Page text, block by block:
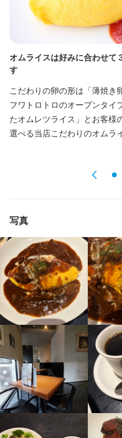
オムライスは好みに合わせて
す
こだわりの卵の形は「薄焼き
フワトロトロのオープンタイ
たオムレツライス」とお客様
選べる当店こだわりのオムラ
写真
他にも「こんな働き方はでき
お気軽にご相談ください！
※美味しいまかない付き(食費
ランチタイムのみ勤務OK
シフト制
自由シフト制(毎回、時間・
休日・休暇
あなたの都合に合わせて働け
待遇
◆社会保険加入制度あり
◆制服貸与あり
◆無料まかないあり
(時間毎にソフトドリンク付
(美味しいオムライスやパス
◆昇給あり
◆研修あり⇒1～2ヵ月程度（
◆車通勤OK
◆各種保険あり
健康保険、厚生年金、雇用保
食事支給、車通勤可
◆扶養内OK
◆髪色自由
※シフトは応相談
※美味しいまかない付き(食費
時間や日数はお気軽にご相談
ランチタイムのみ勤務OK 終電考慮
転勤なし
休日・休暇
待遇
◆社会保険加入制度あり
◆制服貸与あり
◆無料まかないあり
(時間毎にソフトドリンク付
(美味しいオムライスやパス
◆昇給あり
◆研修あり
◆車通勤OK
◆各種保険あり
健康保険、厚生年金、雇用保
食事支給、車通勤可
まかない・食事補助あり 社会保険完
バイク通勤OK
特徴
他にも「こんな働き方はでき
お気軽にご相談ください！
※美味しいまかない付き(食費
ダブルワーク・副業OK
休日・休暇
交代制
待遇
◆社会保険加入制度あり
◆制服貸与あり
◆無料まかないあり
(時間毎にソフトドリンク付
(美味しいオムライスやパス
◆昇給あり
◆研修あり⇒1～2ヵ月程度（
◆車通勤OK
◆各種保険あり
健康保険、厚生年金、雇用保
食事支給、車通勤可
◆扶養内OK
◆ネイルOK
◆髪色自由
まかない・食事補助あり 社会保険完備
バイク通勤OK